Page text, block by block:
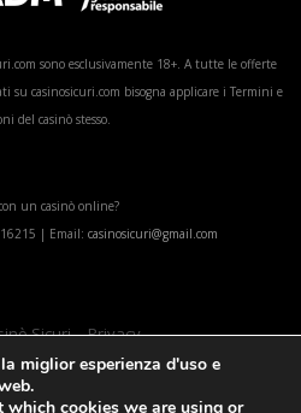
sono esclusivamente 18+. A tutte le offerte
su casinosicuri.com bisogna applicare i Termini e
del casinò stesso.
un casinò online?
| Email: casinosicuri@gmail.com
Sicuri Privacy
Disclaimer
parola ai giocatori
miglior esperienza d'uso e
which cookies we are using or